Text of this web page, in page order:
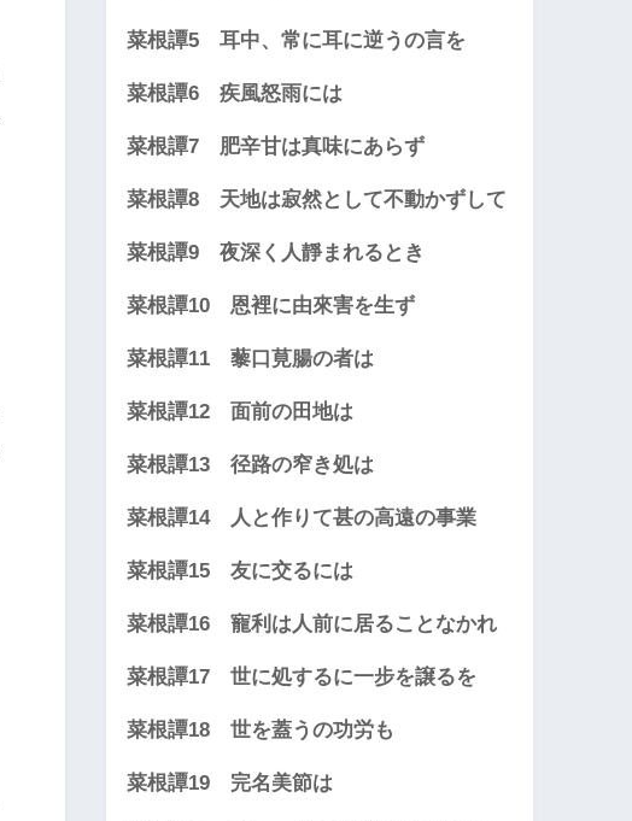
菜根譚5 耳中、常に耳に逆うの言を
菜根譚6 疾風怒雨には
菜根譚7 肥辛甘は真味にあらず
菜根譚8 天地は寂然として不動かずして
菜根譚9 夜深く人靜まれるとき
菜根譚10 恩裡に由來害を生ず
菜根譚11 藜口莧腸の者は
菜根譚12 面前の田地は
菜根譚13 径路の窄き処は
菜根譚14 人と作りて甚の高遠の事業
菜根譚15 友に交るには
菜根譚16 寵利は人前に居ることなかれ
菜根譚17 世に処するに一步を譲るを
菜根譚18 世を蓋うの功労も
菜根譚19 完名美節は